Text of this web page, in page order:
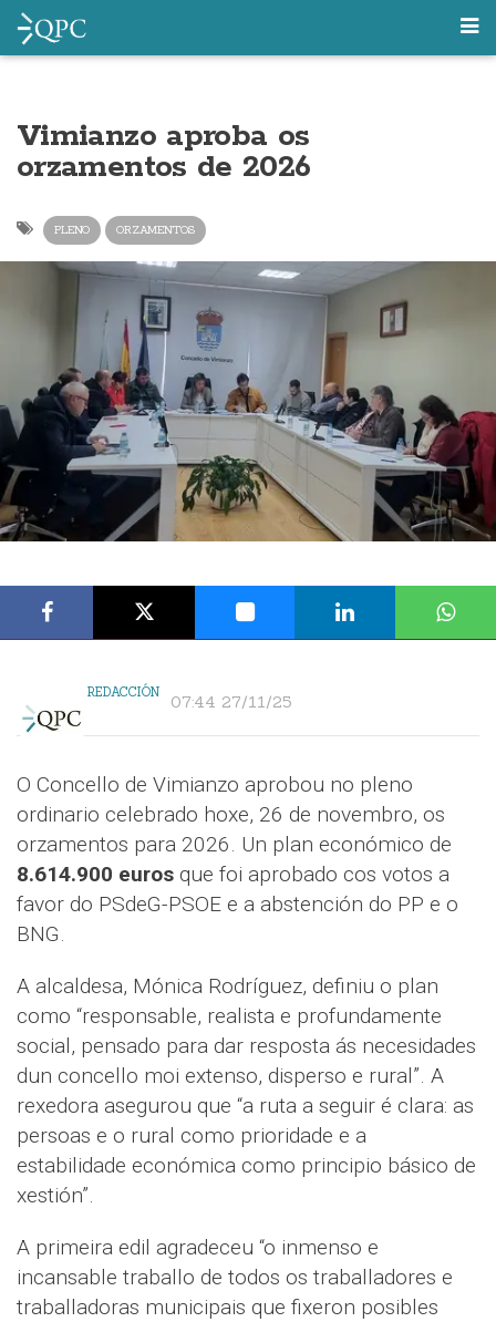
Vimianzo aproba os
orzamentos de 2026
PLENO ORZAMENTOS
REDACCIÓN 07:44 27/11/25
O Concello de Vimianzo aprobou no pleno
ordinario celebrado hoxe, 26 de novembro, os
orzamentos para 2026. Un plan económico de
8.614.900 euros que foi aprobado cos votos a
favor do PSdeG-PSOE e a abstención do PP e o
BNG.
A alcaldesa, Mónica Rodríguez, definiu o plan
como “responsable, realista e profundamente
social, pensado para dar resposta ás necesidades
dun concello moi extenso, disperso e rural”. A
rexedora asegurou que “a ruta a seguir é clara: as
persoas e o rural como prioridade e a
estabilidade económica como principio básico de
xestión”.
A primeira edil agradeceu “o inmenso e
incansable traballo de todos os traballadores e
traballadoras municipais que fixeron posibles